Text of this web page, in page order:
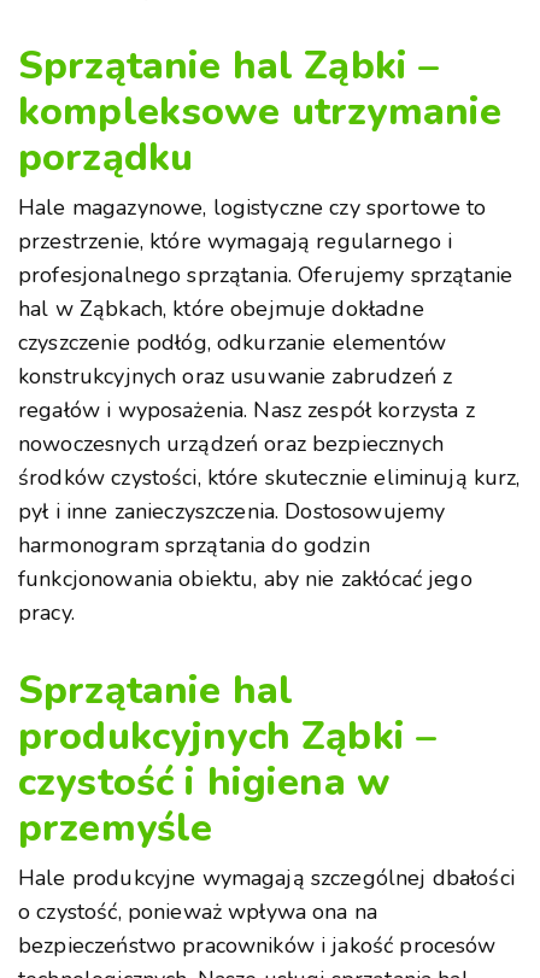
Sprzątanie hal Ząbki –
kompleksowe utrzymanie
porządku
Hale magazynowe, logistyczne czy sportowe to
przestrzenie, które wymagają regularnego i
profesjonalnego sprzątania. Oferujemy sprzątanie
hal w Ząbkach, które obejmuje dokładne
czyszczenie podłóg, odkurzanie elementów
konstrukcyjnych oraz usuwanie zabrudzeń z
regałów i wyposażenia. Nasz zespół korzysta z
nowoczesnych urządzeń oraz bezpiecznych
środków czystości, które skutecznie eliminują kurz,
pył i inne zanieczyszczenia. Dostosowujemy
harmonogram sprzątania do godzin
funkcjonowania obiektu, aby nie zakłócać jego
pracy.
Sprzątanie hal
produkcyjnych Ząbki –
czystość i higiena w
przemyśle
Hale produkcyjne wymagają szczególnej dbałości
o czystość, ponieważ wpływa ona na
bezpieczeństwo pracowników i jakość procesów